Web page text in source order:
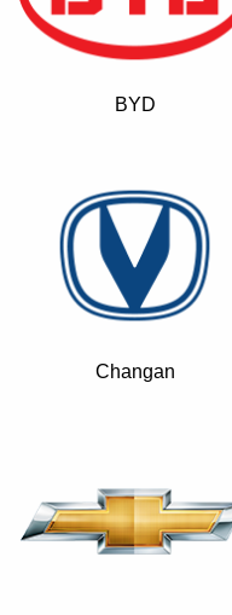
BYD
Changan